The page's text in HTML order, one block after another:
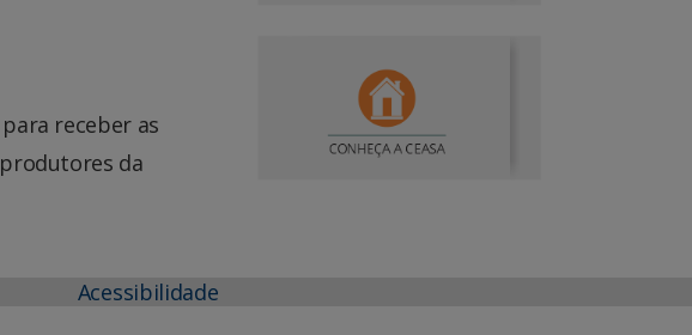
receber as
da
Acessibilidade